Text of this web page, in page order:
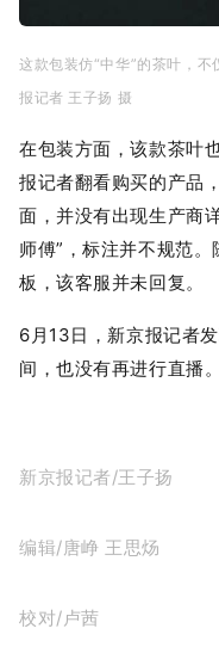
这款包装仿“中华”的茶叶，
报记者 王子扬 摄
在包装方面，该款茶叶
报记者翻看购买的产品
面，并没有出现生产商
师傅”，标注并不规范
板，该客服并未回复。
6月13日，新京报记者
间，也没有再进行直播。
新京报记者/王子扬
编辑/唐峥 王思炀
校对/卢茜